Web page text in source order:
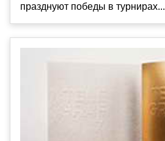
празднуют победы в турнирах...